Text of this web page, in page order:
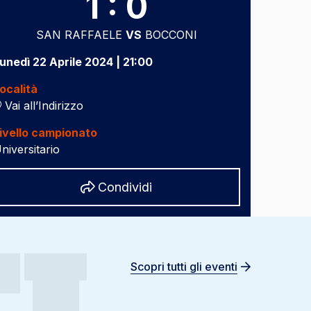
SAN RAFFAELE VS BOCCONI
22 Aprile 2024 | 21:00
Vai all’Indirizzo
campionato
Condividi
Share
Scopri tutti gli eventi